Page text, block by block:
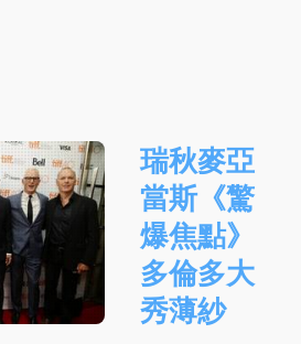
瑞秋麥亞
當斯《驚
爆焦點》
多倫多大
秀薄紗